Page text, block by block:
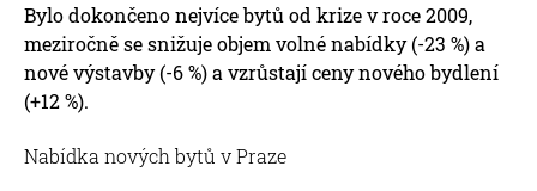
Bylo dokončeno nejvíce bytů od krize v roce 2009,
meziročně se snižuje objem volné nabídky (-23 %) a
nové výstavby (-6 %) a vzrůstají ceny nového bydlení
(+12 %).
Nabídka nových bytů v Praze